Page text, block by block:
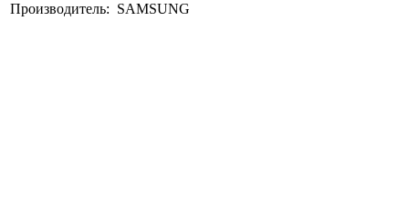
Производитель: SAMSUNG